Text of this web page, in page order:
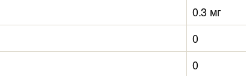
0.3 мг
0
0